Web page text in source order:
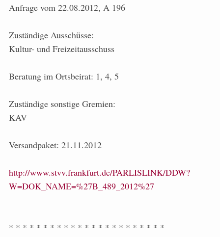
Anfrage vom 22.08.2012, A 196
Zuständige Ausschüsse:
Kultur- und Freizeitausschuss
Beratung im Ortsbeirat: 1, 4, 5
Zuständige sonstige Gremien:
KAV
Versandpaket: 21.11.2012
http://www.stvv.frankfurt.de/PARLISLINK/DDW?
W=DOK_NAME=%27B_489_2012%27
* * * * * * * * * * * * * * * * * * * * * * *